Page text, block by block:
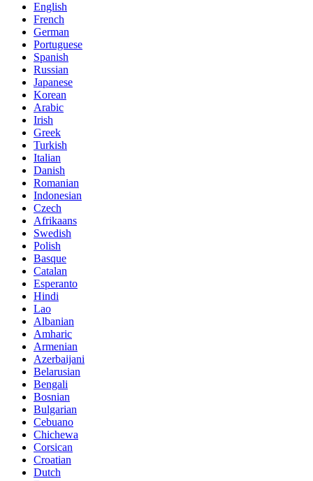
English
French
German
Portuguese
Spanish
Russian
Japanese
Korean
Arabic
Irish
Greek
Turkish
Italian
Danish
Romanian
Indonesian
Czech
Afrikaans
Swedish
Polish
Basque
Catalan
Esperanto
Hindi
Lao
Albanian
Amharic
Armenian
Azerbaijani
Belarusian
Bengali
Bosnian
Bulgarian
Cebuano
Chichewa
Corsican
Croatian
Dutch